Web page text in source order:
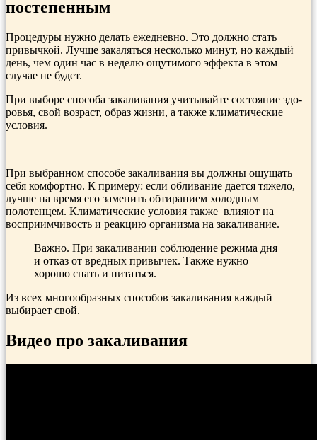
постепенным
Процедуры нужно делать ежедневно. Это должно стать
привыч­кой. Лучше закаляться несколько ми­нут, но каждый
день, чем один час в неделю ощутимого эффекта в этом
случае не будет.
При выборе способа закаливания учитывайте состояние здо­
ровья, свой возраст, об­раз жизни, а также климатические
условия.
При выбранном способе закаливания вы должны ощущать
себя комфортно. К примеру: если обли­вание дается тяжело,
лучше на вре­мя его заменить обтиранием холод­ным
полотенцем. Климатические условия также влияют на
восприим­чивость и реакцию организма на за­каливание.
Важно. При за­каливании со­блюдение режима дня
и отказ от вредных привычек. Так­же нужно
хорошо спать и питаться.
Из всех многообразных способов закаливания каждый
выбирает свой.
Видео про закаливания